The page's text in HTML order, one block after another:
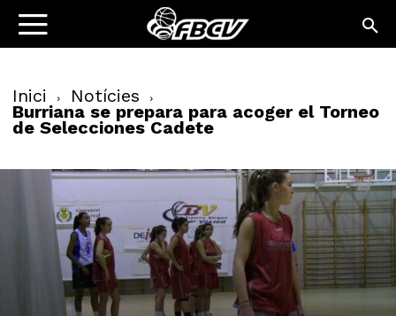
Inici Notícies
Burriana se prepara para acoger el Torneo
de Selecciones Cadete